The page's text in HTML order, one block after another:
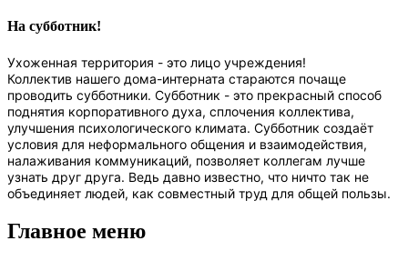
На субботник!
Ухоженная территория - это лицо учреждения!
Коллектив нашего дома-интерната стараются почаще
проводить субботники. Субботник - это прекрасный способ
поднятия корпоративного духа, сплочения коллектива,
улучшения психологического климата. Субботник создаёт
условия для неформального общения и взаимодействия,
налаживания коммуникаций, позволяет коллегам лучше
узнать друг друга. Ведь давно известно, что ничто так не
объединяет людей, как совместный труд для общей пользы.
Главное меню